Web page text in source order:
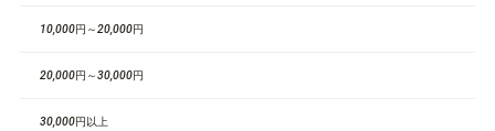
10,000円～20,000円
20,000円～30,000円
30,000円以上